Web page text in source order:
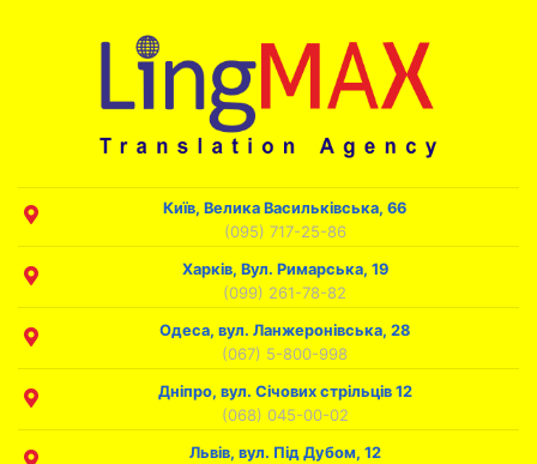
Київ, Велика Васильківська, 66
(095) 717-25-86
Харків, Вул. Римарська, 19
(099) 261-78-82
Одеса, вул. Ланжеронівська, 28
(067) 5-800-998
Дніпро, вул. Січових стрільців 12
(068) 045-00-02
Львів, вул. Під Дубом, 12